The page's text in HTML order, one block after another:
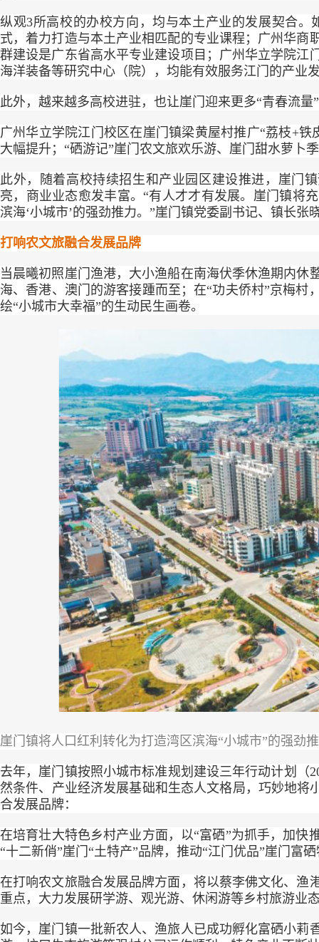
纵观3所高校的办校方向，均与本土产业的发展契合
式，着力打造与本土产业相匹配的专业课程；广州华
群建设是广东省高水平专业建设项目；广州华立学院
海洋装备等研究中心（院），均能有效服务江门的产业
此外，越来越多高校进驻，也让崖门迎来更多“青春流量
广州华立学院江门校区在崖门镇梁黄屋村推广“荔枝+
大幅提升；“硒游记”崖门农文旅欢乐游、崖门甜水萝卜
此外，随着高校持续招生和产业园区建设推进，崖门
亮，商业业态愈发丰富。“有人才才有发展。崖门镇将
滨海‘小城市’的强劲推力。”崖门镇党委副书记、镇长张
打响农文旅融合发展品牌
当晨曦初照崖门渔港，大小渔船在南海伏季休渔期内
海、香港、澳门的游客接踵而至；在“功夫侨村”京梅
绘“小城市大幸福”的生动民生画卷。
崖门镇将人口红利转化为打造湾区滨海“小城市”的强劲
去年，崖门镇按照小城市标准规划建设三年行动计划
然条件、产业经济发展基础和生态人文格局，巧妙地将
合发展品牌：
在培育壮大特色乡村产业方面，以“富硒”为抓手，加
“十二新俏”崖门“土特产”品牌，推动“江门优品”崖门富
在打响农文旅融合发展品牌方面，将以蔡李佛文化、
重点，大力发展研学游、观光游、休闲游等乡村旅游业
如今，崖门镇一批新农人、渔旅人已成功孵化富硒小